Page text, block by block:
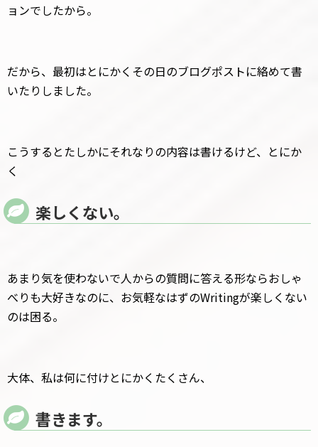
ョンでしたから。
だから、最初はとにかくその日のブログポストに絡めて書
いたりしました。
こうするとたしかにそれなりの内容は書けるけど、とにか
く
楽しくない。
あまり気を使わないで人からの質問に答える形ならおしゃ
べりも大好きなのに、お気軽なはずのWritingが楽しくない
のは困る。
大体、私は何に付けとにかくたくさん、
書きます。